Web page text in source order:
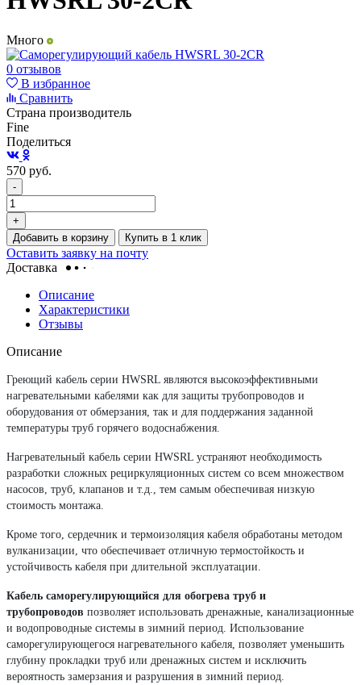
Много
0 отзывов
В избранное
Сравнить
Страна производитель
Fine
Поделиться
570 руб.
-
+
Добавить в корзину
Купить в 1 клик
Оставить заявку на почту
Доставка
Описание
Характеристики
Отзывы
Описание
Греющий кабель серии HWSRL являются высокоэффективными
нагревательными кабелями как для защиты трубопроводов и
оборудования от обмерзания, так и для поддержания заданной
температуры труб горячего водоснабжения.
Нагревательный кабель серии HWSRL устраняют необходимость
разработки сложных рециркуляционных систем со всем множеством
насосов, труб, клапанов и т.д., тем самым обеспечивая низкую
стоимость монтажа.
Кроме того, сердечник и термоизоляция кабеля обработаны методом
вулканизации, что обеспечивает отличную термостойкость и
устойчивость кабеля при длительной эксплуатации.
Кабель саморегулирующийся для обогрева труб и
трубопроводов позволяет использовать дренажные, канализационные
и водопроводные системы в зимний период. Использование
саморегулирующегося нагревательного кабеля, позволяет уменьшить
глубину прокладки труб или дренажных систем и исключить
вероятность замерзания и разрушения в зимний период.